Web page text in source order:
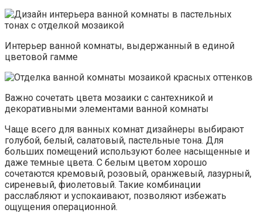
Интерьер ванной комнаты, выдержанный в единой
цветовой гамме
Важно сочетать цвета мозаики с сантехникой и
декоративными элементами ванной комнаты
Чаще всего для ванных комнат дизайнеры выбирают
голубой, белый, салатовый, пастельные тона. Для
больших помещений используют более насыщенные и
даже темные цвета. С белым цветом хорошо
сочетаются кремовый, розовый, оранжевый, лазурный,
сиреневый, фиолетовый. Такие комбинации
расслабляют и успокаивают, позволяют избежать
ощущения операционной.